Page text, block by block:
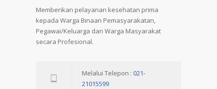
Memberikan pelayanan kesehatan prima
kepada Warga Binaan Pemasyarakatan,
Pegawai/Keluarga dan Warga Masyarakat
secara Profesional.
Melalui Telepon : 021-
21015599